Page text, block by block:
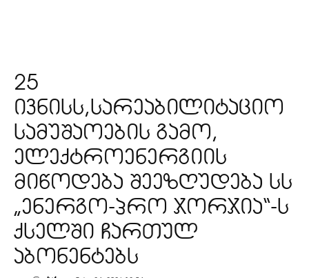
25
ივნისს,სარეაბილიტაციო
სამუშაოების გამო,
ელექტროენერგიის
მიწოდება შეეზღუდება სს
„ენერგო-პრო ჯორჯია“-ს
ქსელში ჩართულ
აბონენტებს